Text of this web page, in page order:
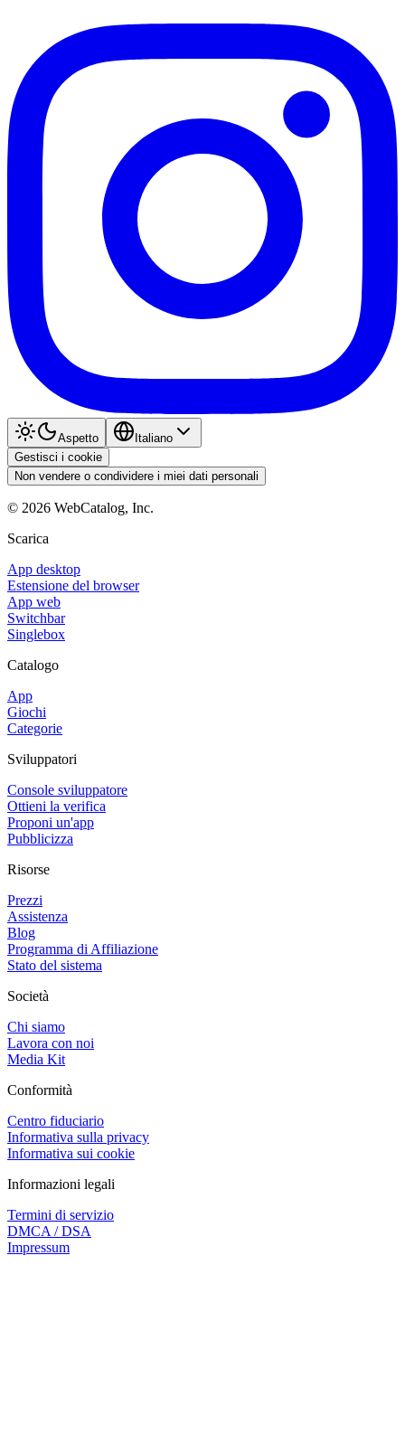
Aspetto
Italiano
Gestisci i cookie
Non vendere o condividere i miei dati personali
© 2026 WebCatalog, Inc.
Scarica
App desktop
Estensione del browser
App web
Switchbar
Singlebox
Catalogo
App
Giochi
Categorie
Sviluppatori
Console sviluppatore
Ottieni la verifica
Proponi un'app
Pubblicizza
Risorse
Prezzi
Assistenza
Blog
Programma di Affiliazione
Stato del sistema
Società
Chi siamo
Lavora con noi
Media Kit
Conformità
Centro fiduciario
Informativa sulla privacy
Informativa sui cookie
Informazioni legali
Termini di servizio
DMCA / DSA
Impressum